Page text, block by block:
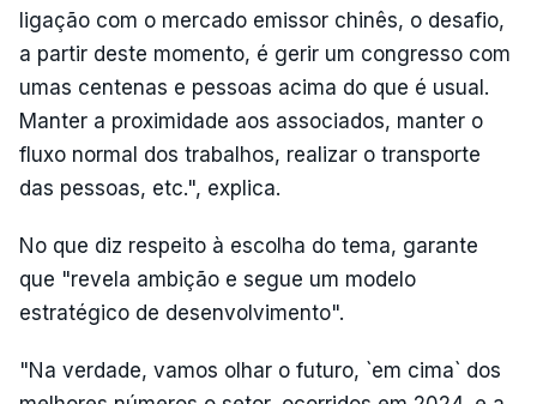
ligação com o mercado emissor chinês, o desafio,
a partir deste momento, é gerir um congresso com
umas centenas e pessoas acima do que é usual.
Manter a proximidade aos associados, manter o
fluxo normal dos trabalhos, realizar o transporte
das pessoas, etc.", explica.
No que diz respeito à escolha do tema, garante
que "revela ambição e segue um modelo
estratégico de desenvolvimento".
"Na verdade, vamos olhar o futuro, `em cima` dos